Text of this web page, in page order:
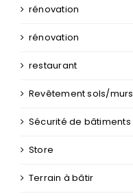
rénovation
rénovation
restaurant
Revêtement sols/murs
Sécurité de bâtiments
Store
Terrain à bâtir